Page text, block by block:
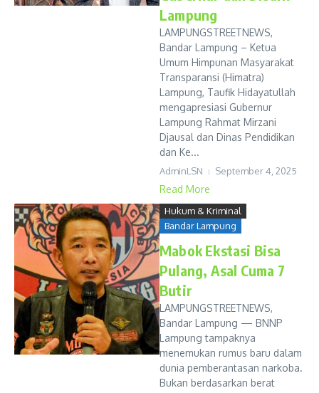
Lampung
LAMPUNGSTREETNEWS,
Bandar Lampung – Ketua
Umum Himpunan Masyarakat
Transparansi (Himatra)
Lampung, Taufik Hidayatullah
mengapresiasi Gubernur
Lampung Rahmat Mirzani
Djausal dan Dinas Pendidikan
dan Ke...
AdminLSN September 4, 2025
Read More
Hukum & Kriminal
Bandar Lampung
Mabok Ekstasi Bisa
Pulang, Asal Cuma 7
Butir
LAMPUNGSTREETNEWS,
Bandar Lampung — BNNP
Lampung tampaknya
menemukan rumus baru dalam
dunia pemberantasan narkoba.
Bukan berdasarkan berat